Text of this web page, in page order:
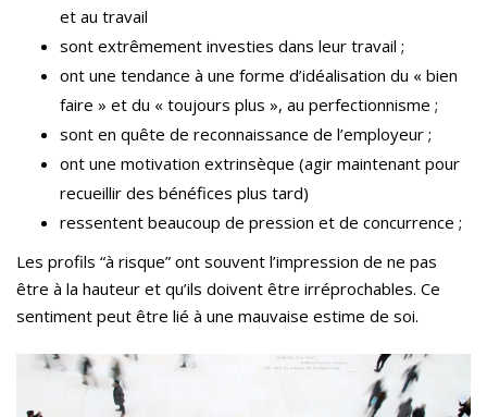
et au travail
sont extrêmement investies dans leur travail ;
ont une tendance à une forme d’idéalisation du « bien
faire » et du « toujours plus », au perfectionnisme ;
sont en quête de reconnaissance de l’employeur ;
ont une motivation extrinsèque (agir maintenant pour
recueillir des bénéfices plus tard)
ressentent beaucoup de pression et de concurrence ;
Les profils “à risque” ont souvent l’impression de ne pas
être à la hauteur et qu’ils doivent être irréprochables. Ce
sentiment peut être lié à une mauvaise estime de soi.